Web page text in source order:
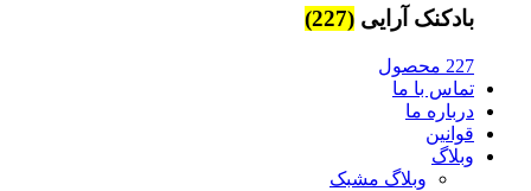
بادکنک آرایی (227)
227 محصول
تماس با ما
درباره ما
قوانین
وبلاگ
وبلاگ مشبک